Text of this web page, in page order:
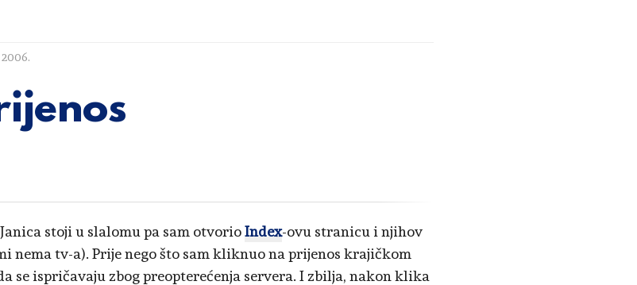
stoji u slalomu pa sam otvorioIndex-ovu stranicu i njihov
nema tv-a). Prije nego što sam kliknuo na prijenos krajičkom
se ispričavaju zbog preopterećenja servera. I zbilja, nakon klika